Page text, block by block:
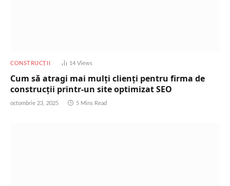
CONSTRUCȚII 14Views
Cum să atragi mai mulți clienți pentru firma de
construcții printr-un site optimizat SEO
octombrie 23, 2025 5 Mins Read